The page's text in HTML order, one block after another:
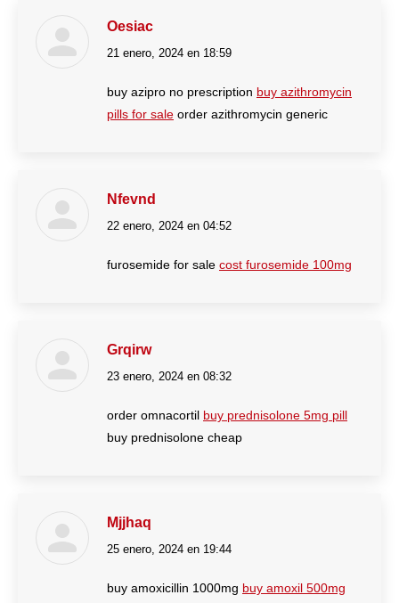
Oesiac
dice:
21 enero, 2024 en 18:59
buy azipro no prescription buy azithromycin
pills for sale order azithromycin generic
Nfevnd
dice:
22 enero, 2024 en 04:52
furosemide for sale cost furosemide 100mg
Grqirw
dice:
23 enero, 2024 en 08:32
order omnacortil buy prednisolone 5mg pill
buy prednisolone cheap
Mjjhaq
dice:
25 enero, 2024 en 19:44
buy amoxicillin 1000mg buy amoxil 500mg